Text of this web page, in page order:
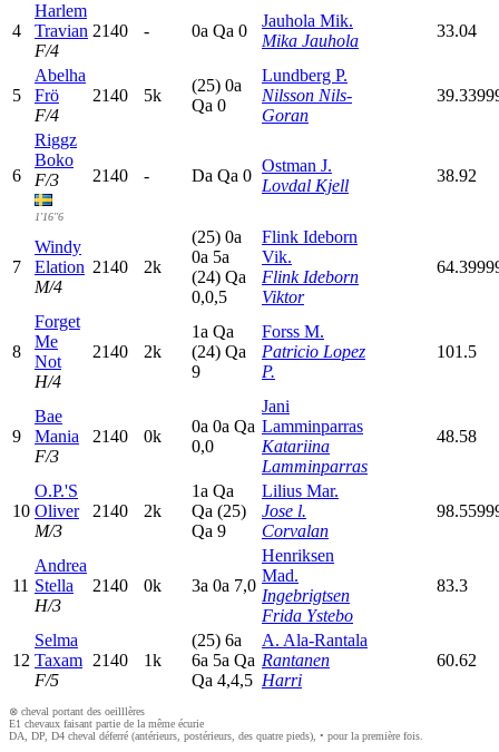
4
Harlem
Travian
F/4
2140 - 0a Qa 0
Jauhola Mik.
Mika Jauhola
33.04
5
Abelha
Frö
F/4
2140 5k
(25) 0a
Qa 0
Lundberg P.
Nilsson Nils-
Goran
6
Riggz
Boko
F/3
1'16"6
2140 - Da Qa 0
Ostman J.
Lovdal Kjell
38.92
7
Windy
Elation
M/4
2140 2k
(25) 0a
0a 5a
(24) Qa
0,0,5
Flink Ideborn
Vik.
Flink Ideborn
Viktor
8
Forget
Me
Not
H/4
2140 2k
1a Qa
(24) Qa
9
Forss M.
Patricio Lopez
P.
101.5
9
Bae
Mania
F/3
2140 0k
0a 0a Qa
0,0
Jani
Lamminparras
Katariina
Lamminparras
48.58
10
O.P.'S
Oliver
M/3
2140 2k
1a Qa
Qa (25)
Qa 9
Lilius Mar.
Jose l.
Corvalan
11
Andrea
Stella
H/3
2140 0k 3a 0a 7,0
Henriksen
Mad.
Ingebrigtsen
Frida Ystebo
83.3
12
Selma
Taxam
F/5
2140 1k
(25) 6a
6a 5a Qa
Qa 4,4,5
A. Ala-Rantala
Rantanen
Harri
60.62
⊗ cheval portant des oeilllères
E1 chevaux faisant partie de la même écurie
DA, DP, D4 cheval déferré (antérieurs, postérieurs, des quatre pieds), • pour la première fois.